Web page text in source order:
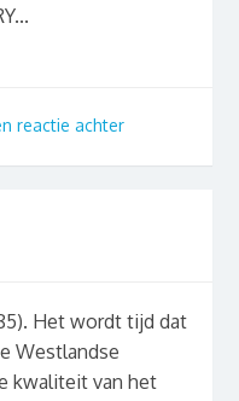
reactie achter
Het wordt tijd dat
Westlandse
kwaliteit van het